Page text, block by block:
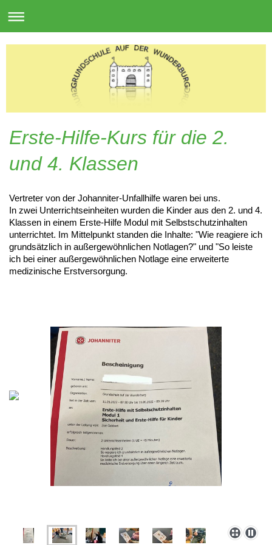
Erste-Hilfe-Kurs für die 2.
und 4. Klassen
Vertreter von der Johanniter-Unfallhilfe waren bei uns.
In zwei Unterrichtseinheiten wurden die Kinder aus den 2. und 4.
Klassen in einem Erste-Hilfe Modul mit Selbstschutzinhalten
unterrichtet. Im Mittelpunkt standen die Inhalte: "Wie reagiere ich
grundsätzlich in außergewöhnlichen Notlagen?" und "So leiste
ich bei einer außergewöhnlichen Notlage eine erweiterte
medizinische Erstversorgung.